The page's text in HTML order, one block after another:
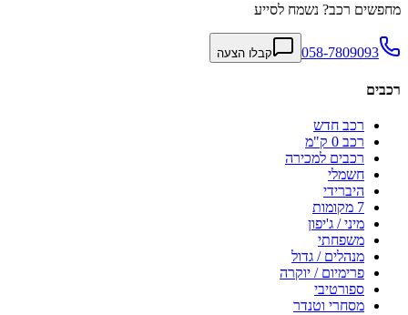
מחפשים רכב? נשמח לסייע
058-7809093 קבלו הצעה
רכבים
רכב חדש
רכב 0 ק"מ
רכבים למכירה
חשמלי
היברידי
7 מקומות
מיני / ג'יפון
משפחתי
מנהלים / גדול
פרימיום / יוקרה
ספורטיבי
מסחרי וטנדר